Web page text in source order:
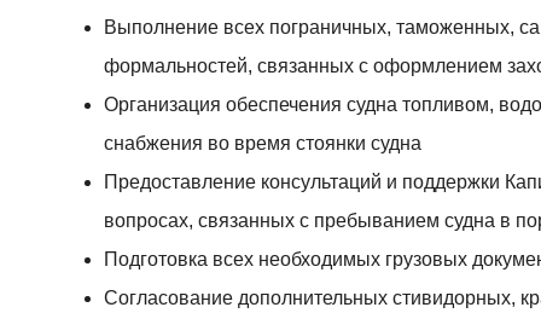
Выполнение всех пограничных, таможенных,
формальностей, связанных с оформлением
Организация обеспечения судна топливом,
снабжения во время стоянки судна
Предоставление консультаций и поддержки
вопросах, связанных с пребыванием судна в
Подготовка всех необходимых грузовых
Согласование дополнительных стивидорных,